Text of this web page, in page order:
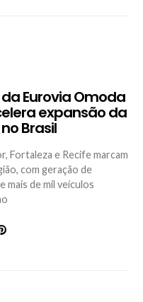
Eurovia Omoda
expansão da
Brasil
Fortaleza e Recife marcam
com geração de
mais de mil veículos